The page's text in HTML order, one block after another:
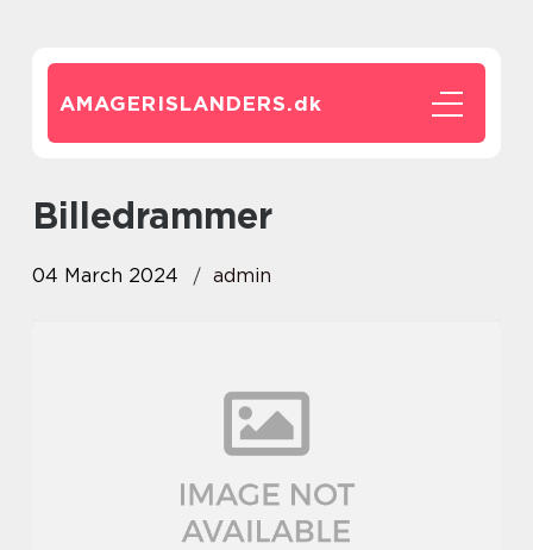
AMAGERISLANDERS.dk
Billedrammer
04 March 2024 admin